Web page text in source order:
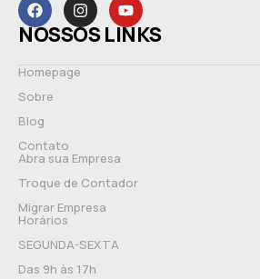
NOSSOS LINKS
Homepage
Sobre
Blog
Contato
Abra sua Empresa
Troque de Contador
Migrar Empresa
Horários
SEGUNDA-SEXTA
Das 9h às 17h